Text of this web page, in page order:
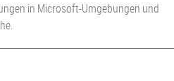
in Microsoft-Umgebungen und